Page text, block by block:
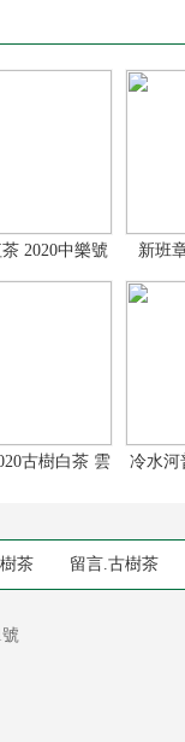
2020中樂號
紅茶龍珠
新班
古樹白茶 雲
冷水河
茶 留言.古樹茶